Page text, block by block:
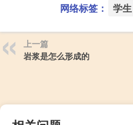
网络标签： 学生
上一篇
岩浆是怎么形成的